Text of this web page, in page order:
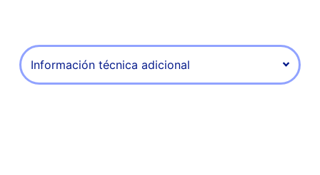
Información técnica adicional